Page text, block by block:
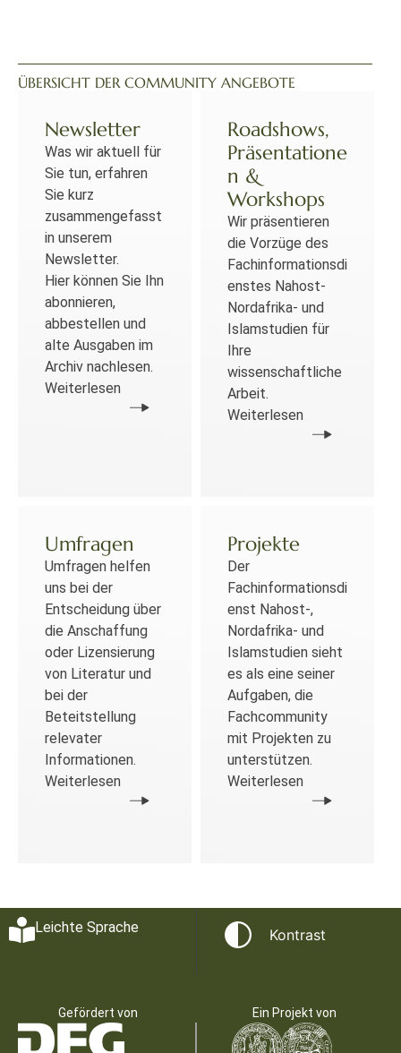
ÜBERSICHT DER COMMUNITY ANGEBOTE
Newsletter
Was wir aktuell für
Sie tun, erfahren
Sie kurz
zusammengefasst
in unserem
Newsletter.
Hier können Sie Ihn
abonnieren,
abbestellen und
alte Ausgaben im
Archiv nachlesen.
Weiterlesen
Roadshows,
Präsentatione
n &
Workshops
Wir präsentieren
die Vorzüge des
Fachinformationsdi
enstes Nahost-
Nordafrika- und
Islamstudien für
Ihre
wissenschaftliche
Arbeit.
Weiterlesen
Umfragen
Umfragen helfen
uns bei der
Entscheidung über
die Anschaffung
oder Lizensierung
von Literatur und
bei der
Beteitstellung
relevater
Informationen.
Weiterlesen
Projekte
Der
Fachinformationsdi
enst Nahost-,
Nordafrika- und
Islamstudien sieht
es als eine seiner
Aufgaben, die
Fachcommunity
mit Projekten zu
unterstützen.
Weiterlesen
Leichte Sprache Kontrast
Gefördert von Ein Projekt von